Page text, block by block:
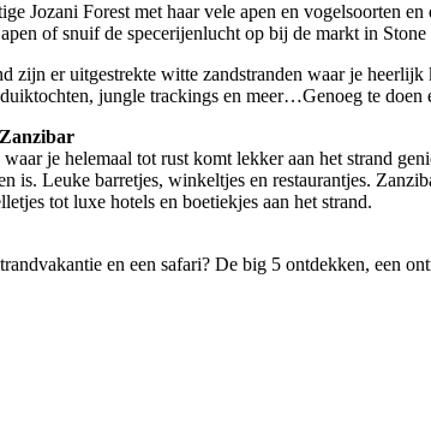
Jozani Forest met haar vele apen en vogelsoorten
of snuif de specerijenlucht op bij de markt in
zijn er uitgestrekte witte zandstranden waar je
jungle trackings en meer…Genoeg te doen
je helemaal tot rust komt lekker aan het strand
is. Leuke barretjes, winkeltjes en restaurantjes.
tot luxe hotels en boetiekjes aan het strand.
en een safari? De big 5 ontdekken, een